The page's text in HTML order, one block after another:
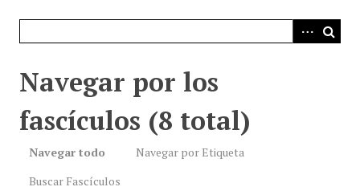
Navegar por los
fascículos (8 total)
Navegar todo
Navegar por Etiqueta
Buscar Fascículos